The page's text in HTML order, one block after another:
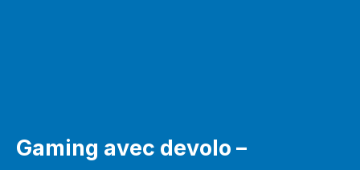
Gaming avec devolo –